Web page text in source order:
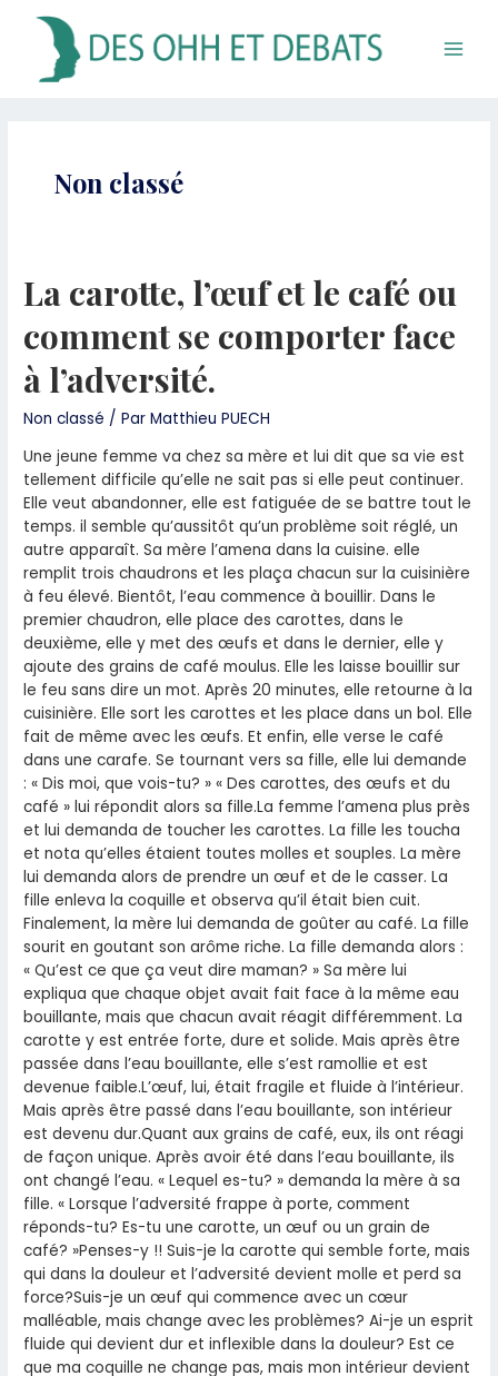
contenu
Non classé
La carotte, l’œuf et le café ou
comment se comporter face
à l’adversité.
Non classé / ParMatthieu PUECH
Une jeune femme va chez sa mère et lui dit que sa vie est
tellement difficile qu’elle ne sait pas si elle peut continuer.
Elle veut abandonner, elle est fatiguée de se battre tout le
temps. il semble qu’aussitôt qu’un problème soit réglé, un
autre apparaît. Sa mère l’amena dans la cuisine. elle
remplit trois chaudrons et les plaça chacun sur la cuisinière
à feu élevé. Bientôt, l’eau commence à bouillir. Dans le
premier chaudron, elle place des carottes, dans le
deuxième, elle y met des œufs et dans le dernier, elle y
ajoute des grains de café moulus. Elle les laisse bouillir sur
le feu sans dire un mot. Après 20 minutes, elle retourne à la
cuisinière. Elle sort les carottes et les place dans un bol. Elle
fait de même avec les œufs. Et enfin, elle verse le café
dans une carafe. Se tournant vers sa fille, elle lui demande
: « Dis moi, que vois-tu? » « Des carottes, des œufs et du
café » lui répondit alors sa fille.La femme l’amena plus près
et lui demanda de toucher les carottes. La fille les toucha
et nota qu’elles étaient toutes molles et souples. La mère
lui demanda alors de prendre un œuf et de le casser. La
fille enleva la coquille et observa qu’il était bien cuit.
Finalement, la mère lui demanda de goûter au café. La fille
sourit en goutant son arôme riche. La fille demanda alors :
« Qu’est ce que ça veut dire maman? » Sa mère lui
expliqua que chaque objet avait fait face à la même eau
bouillante, mais que chacun avait réagit différemment. La
carotte y est entrée forte, dure et solide. Mais après être
passée dans l’eau bouillante, elle s’est ramollie et est
devenue faible.L’œuf, lui, était fragile et fluide à l’intérieur.
Mais après être passé dans l’eau bouillante, son intérieur
est devenu dur.Quant aux grains de café, eux, ils ont réagi
de façon unique. Après avoir été dans l’eau bouillante, ils
ont changé l’eau. « Lequel es-tu? » demanda la mère à sa
fille. « Lorsque l’adversité frappe à porte, comment
réponds-tu? Es-tu une carotte, un œuf ou un grain de
café? »Penses-y !! Suis-je la carotte qui semble forte, mais
qui dans la douleur et l’adversité devient molle et perd sa
force?Suis-je un œuf qui commence avec un cœur
malléable, mais change avec les problèmes? Ai-je un esprit
fluide qui devient dur et inflexible dans la douleur? Est ce
que ma coquille ne change pas, mais mon intérieur devient